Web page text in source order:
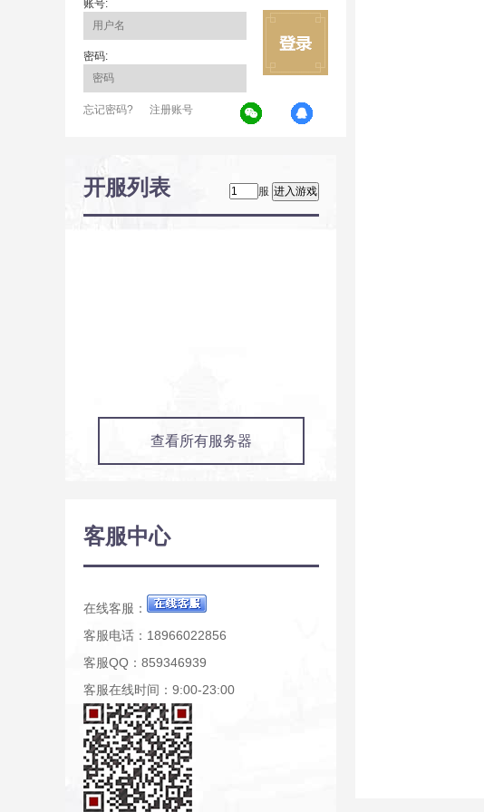
账号:
密码:
忘记密码? 注册账号
开服列表 服
查看所有服务器
客服中心
在线客服：
客服电话：18966022856
客服QQ：859346939
客服在线时间：9:00-23:00